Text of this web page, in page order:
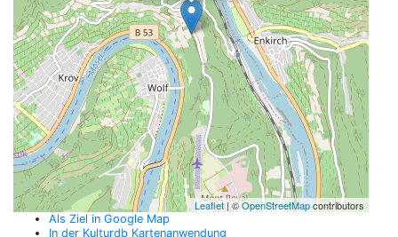
Leaflet| ©OpenStreetMapcontributors
Als Ziel in Google Map
In der Kulturdb Kartenanwendung